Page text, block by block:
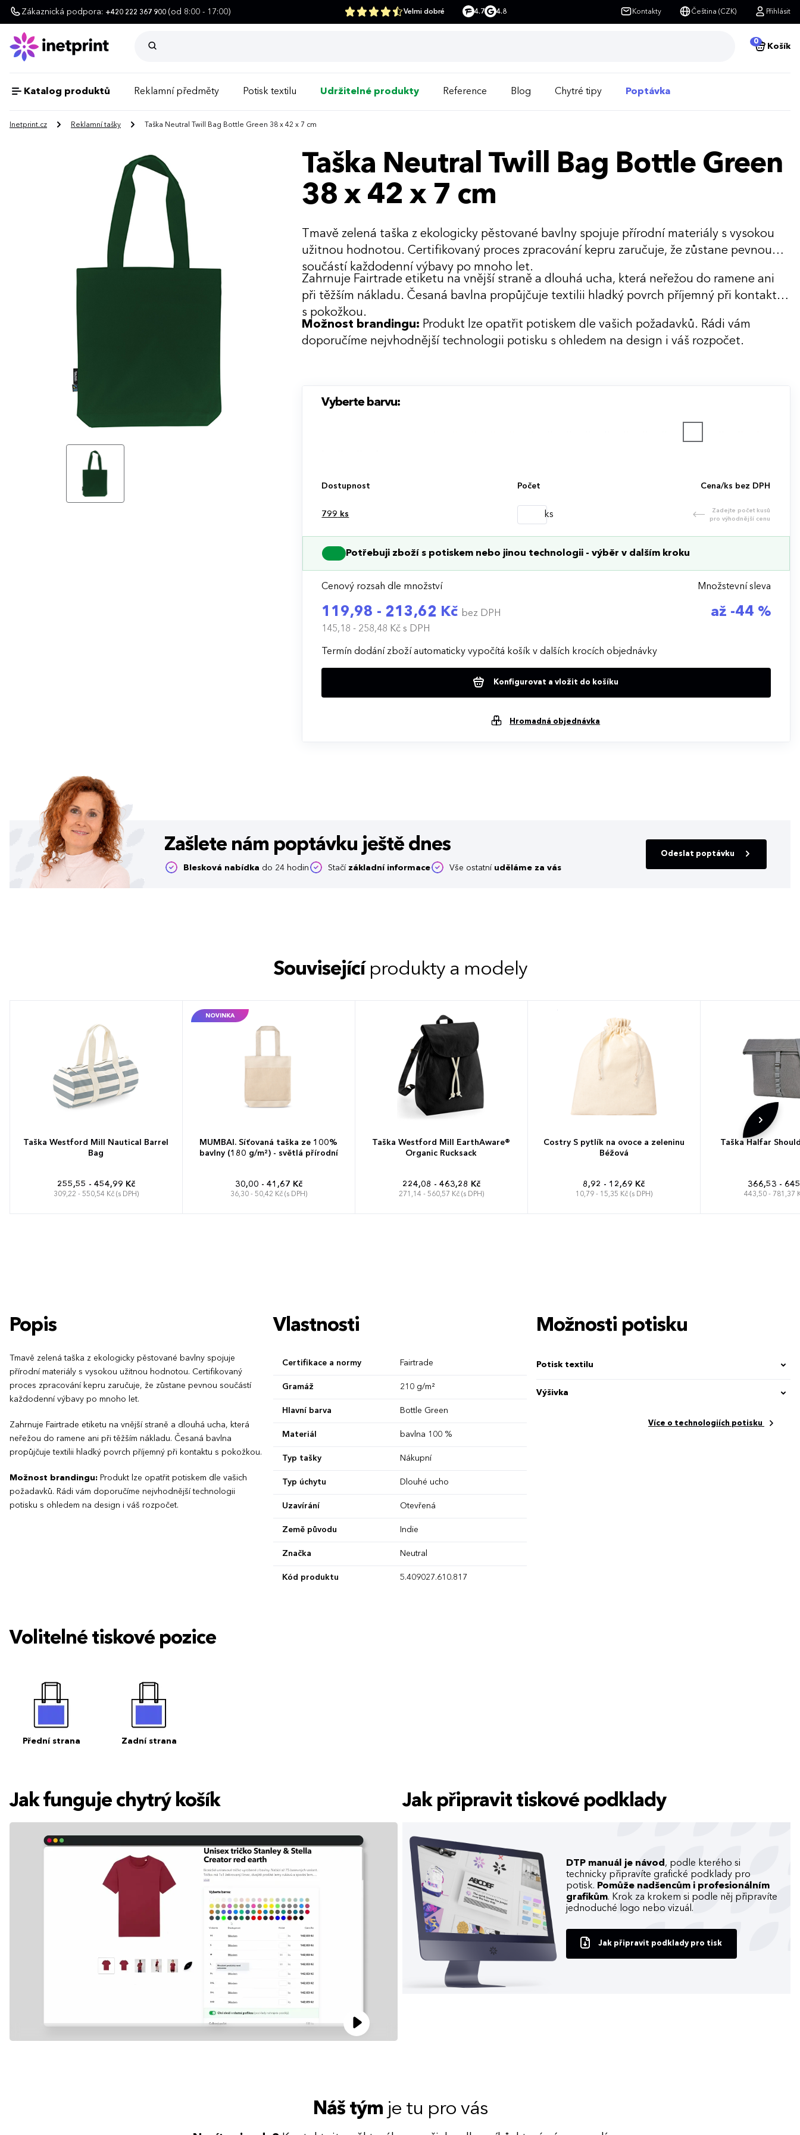
Zákaznická podpora: +420 222 367 900 (od 8:00 - 17:00) Velmi dobré 4.7 4.8 Kontakty Čeština (CZK) Přihlásit
0
Košík
Katalog produktů Reklamní předměty Potisk textilu Udržitelné produkty Reference Blog Chytré tipy Poptávka
Inetprint.cz Reklamní tašky Taška Neutral Twill Bag Bottle Green 38 x 42 x 7 cm
Taška Neutral Twill Bag Bottle Green
38 x 42 x 7 cm
Tmavě zelená taška z ekologicky pěstované bavlny spojuje přírodní materiály s vysokou
užitnou hodnotou. Certifikovaný proces zpracování kepru zaručuje, že zůstane pevnou
součástí každodenní výbavy po mnoho let.
Zahrnuje Fairtrade etiketu na vnější straně a dlouhá ucha, která neřežou do ramene ani
při těžším nákladu. Česaná bavlna propůjčuje textilii hladký povrch příjemný při kontaktu
s pokožkou.
Možnost brandingu: Produkt lze opatřit potiskem dle vašich požadavků. Rádi vám
doporučíme nejvhodnější technologii potisku s ohledem na design i váš rozpočet.
Vyberte barvu:
Dostupnost Počet Cena/ks bez DPH
799 ks ks
Zadejte počet kusů
pro výhodnější cenu
Potřebuji zboží s potiskem nebo jinou technologii - výběr v dalším kroku
Cenový rozsah dle množství
119,98 - 213,62 Kč bez DPH
145,18 - 258,48 Kčs DPH
Množstevní sleva
až -44 %
Termín dodání zboží automaticky vypočítá košík v dalších krocích objednávky
Konfigurovat a vložit do košíku
Hromadná objednávka
Zašlete nám poptávku ještě dnes
Blesková nabídka do 24 hodin Stačí základní informace Vše ostatní uděláme za vás
Odeslat poptávku
Související produkty a modely
Taška Westford Mill Nautical Barrel
Bag
255,55 - 454,99 Kč
309,22 - 550,54 Kč (s DPH)
NOVINKA
MUMBAI. Síťovaná taška ze 100%
bavlny (180 g/m²) - světlá přírodní
30,00 - 41,67 Kč
36,30 - 50,42 Kč (s DPH)
Taška Westford Mill EarthAware®
Organic Rucksack
224,08 - 463,28 Kč
271,14 - 560,57 Kč (s DPH)
Costry S pytlík na ovoce a zeleninu
Béžová
8,92 - 12,69 Kč
10,79 - 15,35 Kč (s DPH)
Taška Halfar
366,53 -
443,50 - 781,37
Popis
Tmavě zelená taška z ekologicky pěstované bavlny spojuje
přírodní materiály s vysokou užitnou hodnotou. Certifikovaný
proces zpracování kepru zaručuje, že zůstane pevnou součástí
každodenní výbavy po mnoho let.
Zahrnuje Fairtrade etiketu na vnější straně a dlouhá ucha, která
neřežou do ramene ani při těžším nákladu. Česaná bavlna
propůjčuje textilii hladký povrch příjemný při kontaktu s pokožkou.
Možnost brandingu: Produkt lze opatřit potiskem dle vašich
požadavků. Rádi vám doporučíme nejvhodnější technologii
potisku s ohledem na design i váš rozpočet.
Vlastnosti
Certifikace a normy Fairtrade
Gramáž 210 g/m²
Hlavní barva Bottle Green
Materiál bavlna 100 %
Typ tašky Nákupní
Typ úchytu Dlouhé ucho
Uzavírání Otevřená
Země původu Indie
Značka Neutral
Kód produktu 5.409027.610.817
Možnosti potisku
Potisk textilu
Výšivka
Více o technologiích potisku
Volitelné tiskové pozice
Přední strana Zadní strana
Jak funguje chytrý košík Jak připravit tiskové podklady
DTP manuál je návod , podle kterého si
technicky připravíte grafické podklady pro
potisk. Pomůže nadšencům i profesionálním
grafikům. Krok za krokem si podle něj připravíte
jednoduché logo nebo vizuál.
Jak připravit podklady pro tisk
Náš tým je tu pro vás